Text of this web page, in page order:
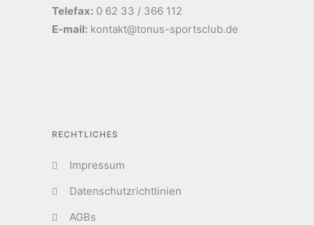
Telefax: 0 62 33 / 366 112
E-mail: kontakt@tonus-sportsclub.de
RECHTLICHES
Impressum
Datenschutzrichtlinien
AGBs